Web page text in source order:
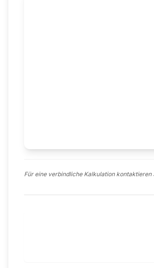
Für eine verbindliche Kalkulation kontaktieren